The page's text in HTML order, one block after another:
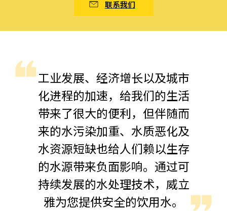
联系我们
工业发展、经济增长以及城市
化进程的加速，给我们的生活
带来了很大的便利，但伴随而
来的水污染加重、水质恶化及
水资源短缺也给人们赖以生存
的水源带来负面影响。通过可
持续发展的水处理技术，威立
雅为您提供安全的饮用水。